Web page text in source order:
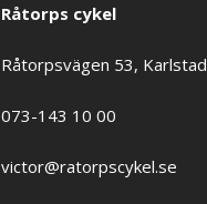
Råtorps cykel
Råtorpsvägen 53, Karlstad
073-143 10 00
victor@ratorpscykel.se